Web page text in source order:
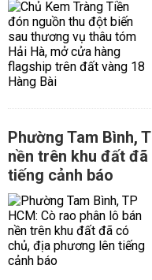
Phường Tam Bình,
nền trên khu đất
tiếng cảnh báo